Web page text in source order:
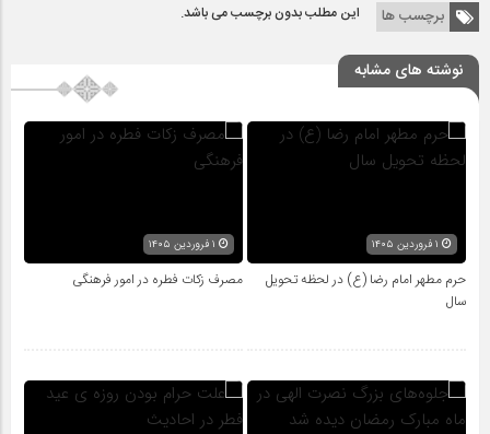
برچسب ها این مطلب بدون برچسب می باشد.
نوشته های مشابه
حرم مطهر امام رضا (ع) در لحظه تحویل
سال
مصرف زکات فطره در امور فرهنگی